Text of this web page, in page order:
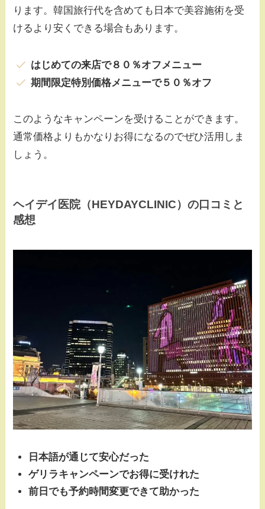
ります。韓国旅行代を含めても日本で美容施術を受
けるより安くできる場合もあります。
はじめての来店で８０％オフメニュー
期間限定特別価格メニューで５０％オフ
このようなキャンペーンを受けることができます。
通常価格よりもかなりお得になるのでぜひ活用しま
しょう。
ヘイデイ医院（HEYDAYCLINIC）の口コミと
感想
日本語が通じて安心だった
ゲリラキャンペーンでお得に受けれた
前日でも予約時間変更できて助かった